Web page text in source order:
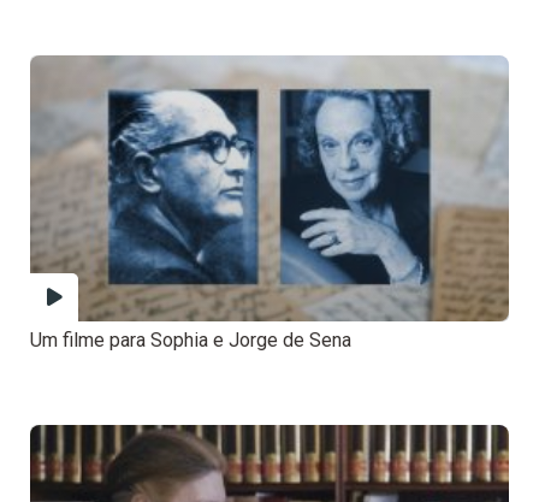
Um filme para Sophia e Jorge de Sena